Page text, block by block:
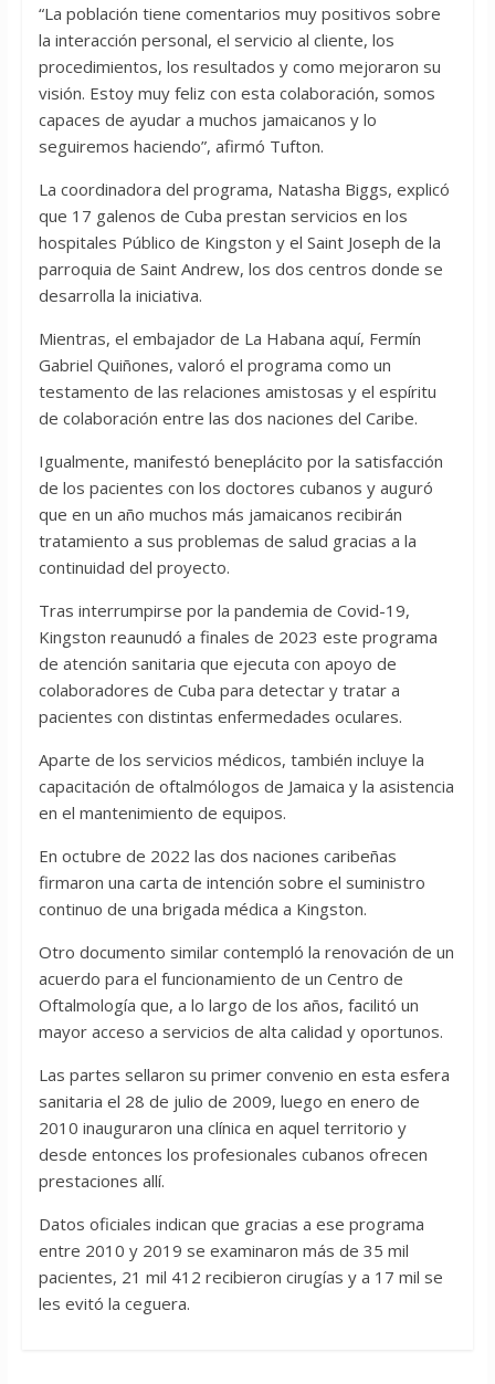
“La población tiene comentarios muy positivos sobre
la interacción personal, el servicio al cliente, los
procedimientos, los resultados y como mejoraron su
visión. Estoy muy feliz con esta colaboración, somos
capaces de ayudar a muchos jamaicanos y lo
seguiremos haciendo”, afirmó Tufton.
La coordinadora del programa, Natasha Biggs, explicó
que 17 galenos de Cuba prestan servicios en los
hospitales Público de Kingston y el Saint Joseph de la
parroquia de Saint Andrew, los dos centros donde se
desarrolla la iniciativa.
Mientras, el embajador de La Habana aquí, Fermín
Gabriel Quiñones, valoró el programa como un
testamento de las relaciones amistosas y el espíritu
de colaboración entre las dos naciones del Caribe.
Igualmente, manifestó beneplácito por la satisfacción
de los pacientes con los doctores cubanos y auguró
que en un año muchos más jamaicanos recibirán
tratamiento a sus problemas de salud gracias a la
continuidad del proyecto.
Tras interrumpirse por la pandemia de Covid-19,
Kingston reaunudó a finales de 2023 este programa
de atención sanitaria que ejecuta con apoyo de
colaboradores de Cuba para detectar y tratar a
pacientes con distintas enfermedades oculares.
Aparte de los servicios médicos, también incluye la
capacitación de oftalmólogos de Jamaica y la asistencia
en el mantenimiento de equipos.
En octubre de 2022 las dos naciones caribeñas
firmaron una carta de intención sobre el suministro
continuo de una brigada médica a Kingston.
Otro documento similar contempló la renovación de un
acuerdo para el funcionamiento de un Centro de
Oftalmología que, a lo largo de los años, facilitó un
mayor acceso a servicios de alta calidad y oportunos.
Las partes sellaron su primer convenio en esta esfera
sanitaria el 28 de julio de 2009, luego en enero de
2010 inauguraron una clínica en aquel territorio y
desde entonces los profesionales cubanos ofrecen
prestaciones allí.
Datos oficiales indican que gracias a ese programa
entre 2010 y 2019 se examinaron más de 35 mil
pacientes, 21 mil 412 recibieron cirugías y a 17 mil se
les evitó la ceguera.